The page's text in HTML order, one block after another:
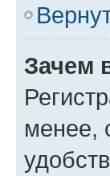
Зачем
менее,